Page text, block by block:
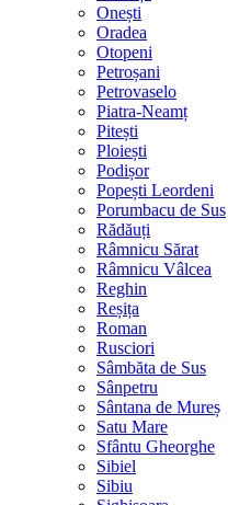
Onești
Oradea
Otopeni
Petroșani
Petrovaselo
Piatra-Neamț
Pitești
Ploiești
Podișor
Popești Leordeni
Porumbacu de Sus
Rădăuți
Râmnicu Sărat
Râmnicu Vâlcea
Reghin
Reșița
Roman
Rusciori
Sâmbăta de Sus
Sânpetru
Sântana de Mureș
Satu Mare
Sfântu Gheorghe
Sibiel
Sibiu